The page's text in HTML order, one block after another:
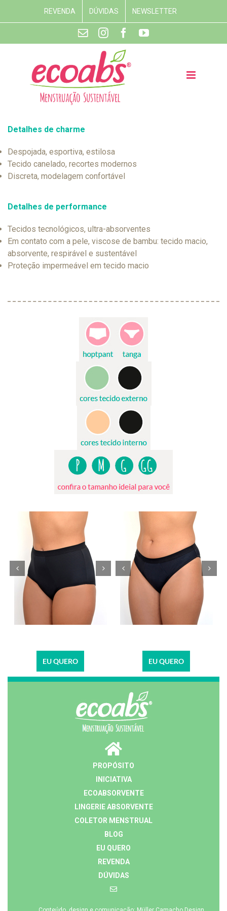
REVENDA DÚVIDAS NEWSLETTER
Detalhes de charme
Despojada, esportiva, estilosa
Tecido canelado, recortes modernos
Discreta, modelagem confortável
Detalhes de performance
Tecidos tecnológicos, ultra-absorventes
Em contato com a pele, viscose de bambu: tecido macio,
absorvente, respirável e sustentável
Proteção impermeável em tecido macio
EU QUERO EU QUERO
PROPÓSITO
INICIATIVA
ECOABSORVENTE
LINGERIE ABSORVENTE
COLETOR MENSTRUAL
BLOG
EU QUERO
REVENDA
DÚVIDAS